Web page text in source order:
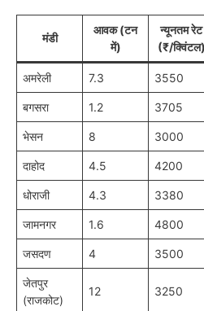
मंडी
आवक (टन
में)
न्यूनतम रेट
(₹/क्विंटल)
अमरेली 7.3 3550
बगसरा 1.2 3705
भेसन 8 3000
दाहोद 4.5 4200
धोराजी 4.3 3380
जामनगर 1.6 4800
जसदण 4 3500
जेतपुर
(राजकोट)
12 3250